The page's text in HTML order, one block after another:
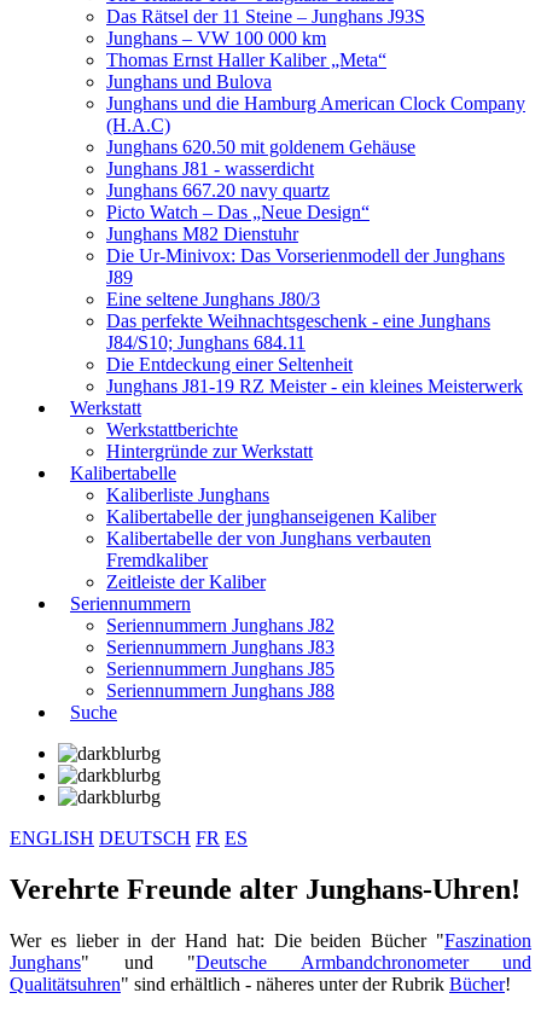
Das Rätsel der 11 Steine – Junghans J93S
Junghans – VW 100 000 km
Thomas Ernst Haller Kaliber „Meta“
Junghans und Bulova
Junghans und die Hamburg American Clock Company
(H.A.C)
Junghans 620.50 mit goldenem Gehäuse
Junghans J81 - wasserdicht
Junghans 667.20 navy quartz
Picto Watch – Das „Neue Design“
Junghans M82 Dienstuhr
Die Ur-Minivox: Das Vorserienmodell der Junghans
J89
Eine seltene Junghans J80/3
Das perfekte Weihnachtsgeschenk - eine Junghans
J84/S10; Junghans 684.11
Die Entdeckung einer Seltenheit
Junghans J81-19 RZ Meister - ein kleines Meisterwerk
Werkstatt
Werkstattberichte
Hintergründe zur Werkstatt
Kalibertabelle
Kaliberliste Junghans
Kalibertabelle der junghanseigenen Kaliber
Kalibertabelle der von Junghans verbauten
Fremdkaliber
Zeitleiste der Kaliber
Seriennummern
Seriennummern Junghans J82
Seriennummern Junghans J83
Seriennummern Junghans J85
Seriennummern Junghans J88
Suche
ENGLISH DEUTSCH FR ES
Verehrte Freunde alter Junghans-Uhren!
Wer es lieber in der Hand hat: Die beiden Bücher "Faszination
Junghans" und "Deutsche Armbandchronometer und
Qualitätsuhren" sind erhältlich - näheres unter der Rubrik Bücher!